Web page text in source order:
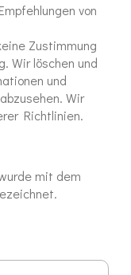
von
Zustimmung
Wir löschen und
und
Wir
Richtlinien.
mit dem